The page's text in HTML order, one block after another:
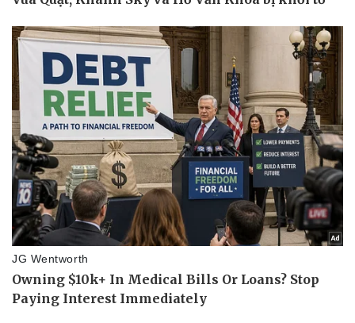
Doanh nghiệp
Thông tin doanh nghiệp
Doanh nghiệp 24h
Doanh nhân
Vì cộng đồng
Công nghệ
Sành điệu
Tin Công nghệ
Trải nghiệm
Chuyển đổi số